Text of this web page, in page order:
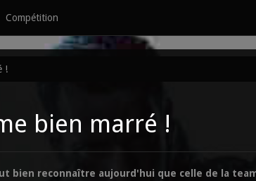
Compétition
!
bien marré !
bien reconnaître aujourd'hui que celle de la